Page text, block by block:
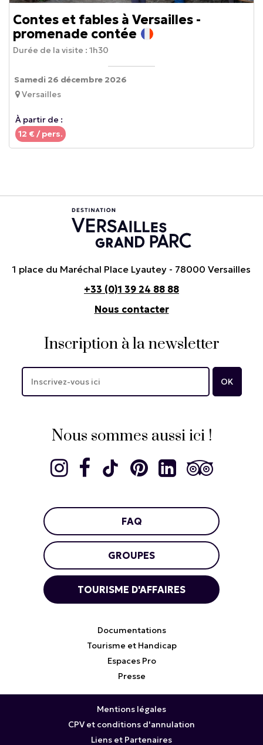
Contes et fables à Versailles -
promenade contée
Versailles
À partir de :
12 € / pers.
Durée de la visite : 1h30
Samedi 26 décembre 2026
1 place du Maréchal Place Lyautey - 78000 Versailles
+33 (0)1 39 24 88 88
Nous contacter
Inscription à la newsletter
Nous sommes aussi ici !
FAQ
GROUPES
TOURISME D'AFFAIRES
Documentations
Tourisme et Handicap
Espaces Pro
Presse
Mentions légales
CPV et conditions d'annulation
Liens et Partenaires